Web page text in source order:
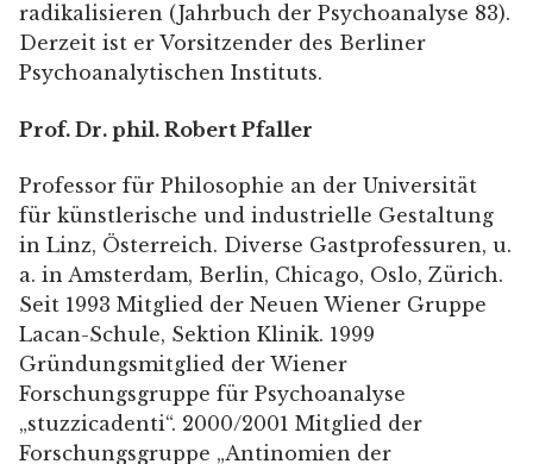
radikalisieren (Jahrbuch der Psychoanalyse 83).
Derzeit ist er Vorsitzender des Berliner
Psychoanalytischen Instituts.
Prof. Dr. phil. Robert Pfaller
Professor für Philosophie an der Universität
für künstlerische und industrielle Gestaltung
in Linz, Österreich. Diverse Gastprofessuren, u.
a. in Amsterdam, Berlin, Chicago, Oslo, Zürich.
Seit 1993 Mitglied der Neuen Wiener Gruppe
Lacan-Schule, Sektion Klinik. 1999
Gründungsmitglied der Wiener
Forschungsgruppe für Psychoanalyse
„stuzzicadenti“. 2000/2001 Mitglied der
Forschungsgruppe „Antinomien der